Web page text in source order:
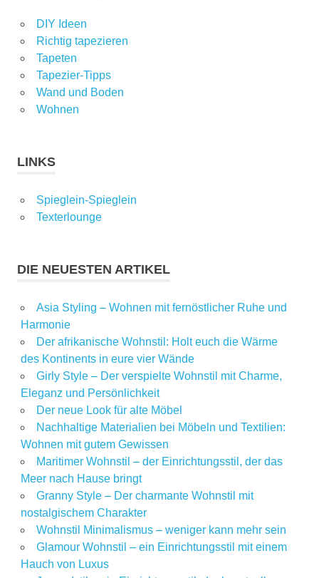
DIY Ideen
Richtig tapezieren
Tapeten
Tapezier-Tipps
Wand und Boden
Wohnen
LINKS
Spieglein-Spieglein
Texterlounge
DIE NEUESTEN ARTIKEL
Asia Styling – Wohnen mit fernöstlicher Ruhe und
Harmonie
Der afrikanische Wohnstil: Holt euch die Wärme
des Kontinents in eure vier Wände
Girly Style – Der verspielte Wohnstil mit Charme,
Eleganz und Persönlichkeit
Der neue Look für alte Möbel
Nachhaltige Materialien bei Möbeln und Textilien:
Wohnen mit gutem Gewissen
Maritimer Wohnstil – der Einrichtungsstil, der das
Meer nach Hause bringt
Granny Style – Der charmante Wohnstil mit
nostalgischem Charakter
Wohnstil Minimalismus – weniger kann mehr sein
Glamour Wohnstil – ein Einrichtungsstil mit einem
Hauch von Luxus